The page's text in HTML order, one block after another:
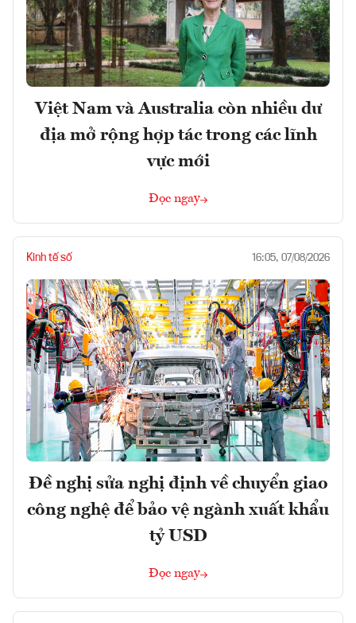
Việt Nam và Australia còn nhiều dư
địa mở rộng hợp tác trong các lĩnh
vực mới
Đọc ngay
Kinh tế số 16:05, 07/08/2026
Đề nghị sửa nghị định về chuyển giao
công nghệ để bảo vệ ngành xuất khẩu
tỷ USD
Đọc ngay